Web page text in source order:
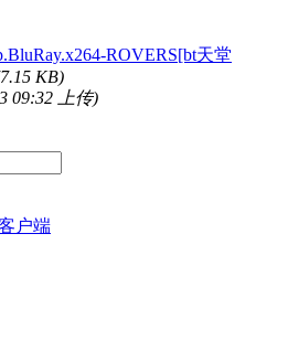
ROVERS[bt天堂
KB)
09:32 上传)
户端